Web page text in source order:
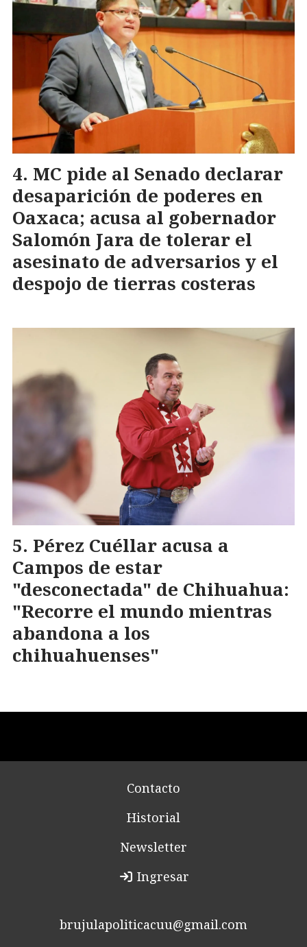
MC pide al Senado declarar
desaparición de poderes en
Oaxaca; acusa al gobernador
Salomón Jara de tolerar el
asesinato de adversarios y el
despojo de tierras costeras
Pérez Cuéllar acusa a
Campos de estar
"desconectada" de Chihuahua:
"Recorre el mundo mientras
abandona a los
chihuahuenses"
Contacto
Historial
Newsletter
Ingresar
brujulapoliticacuu@gmail.com